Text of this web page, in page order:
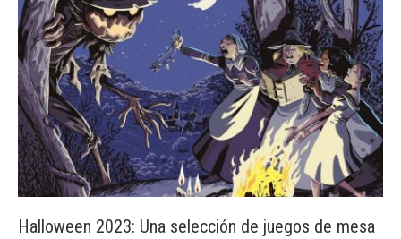
Halloween 2023: Una selección de juegos de mesa